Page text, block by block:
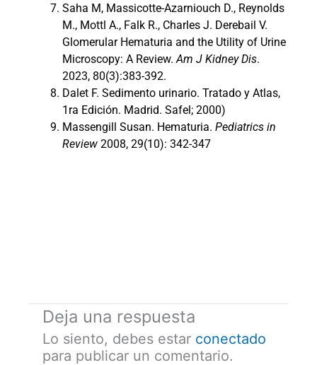
Saha M, Massicotte-Azarniouch D., Reynolds
M., Mottl A., Falk R., Charles J. Derebail V.
Glomerular Hematuria and the Utility of Urine
Microscopy: A Review.Am J Kidney Dis.
2023, 80(3):383-392.
Dalet F. Sedimento urinario. Tratado y Atlas,
1ra Edición. Madrid. Safel; 2000)
Massengill Susan. Hematuria. Pediatrics in
Review 2008, 29(10): 342-347
Deja una respuesta
Lo siento, debes estar conectado
para publicar un comentario.